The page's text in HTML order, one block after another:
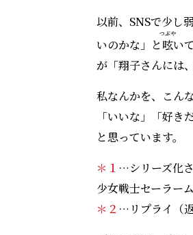
以前、SNSで少し
いのかな」と呟
つぶや
い
が「翔子さんには
私なんかを、こん
「いいな」「好
と思っています。
＊１ …シリーズ化
少女戦士セーラー
＊２ …リプライ（